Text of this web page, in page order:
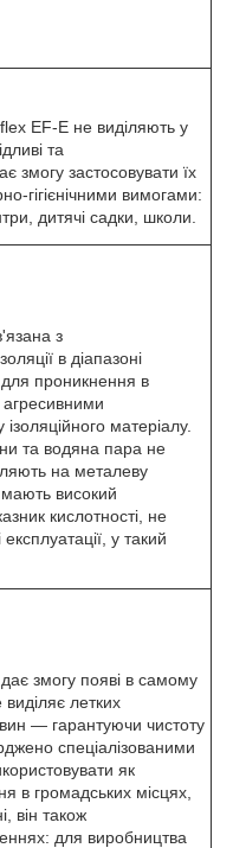
EF-E не виділяють у
та
змогу застосовувати їх
гігієнічними вимогами:
дитячі садки, школи.
з
в діапазоні
проникнення в
агресивними
матеріалу.
та водяна пара не
на металеву
високий
кислотності, не
у такий
змогу появі в самому
виділяє летких
— гарантуючи чистоту
спеціалізованими
як
в громадських місцях,
він також
для виробництва